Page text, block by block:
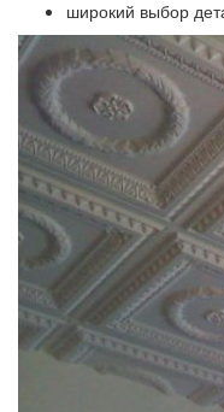
широкий выбор